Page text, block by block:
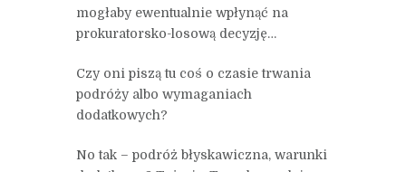
mogłaby ewentualnie wpłynąć na
prokuratorsko-losową decyzję…
Czy oni piszą tu coś o czasie trwania
podróży albo wymaganiach
dodatkowych?
No tak – podróż błyskawiczna, warunki